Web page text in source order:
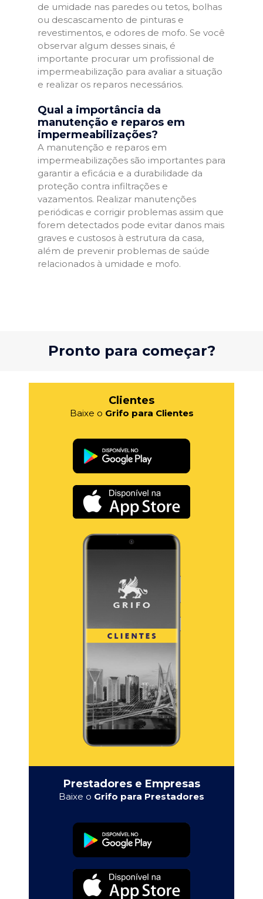
de umidade nas paredes ou tetos, bolhas
ou descascamento de pinturas e
revestimentos, e odores de mofo. Se você
observar algum desses sinais, é
importante procurar um profissional de
impermeabilização para avaliar a situação
e realizar os reparos necessários.
Qual a importância da
manutenção e reparos em
impermeabilizações?
A manutenção e reparos em
impermeabilizações são importantes para
garantir a eficácia e a durabilidade da
proteção contra infiltrações e
vazamentos. Realizar manutenções
periódicas e corrigir problemas assim que
forem detectados pode evitar danos mais
graves e custosos à estrutura da casa,
além de prevenir problemas de saúde
relacionados à umidade e mofo.
Pronto para começar?
Clientes
Baixe o Grifo para Clientes
Prestadores e Empresas
Baixe o Grifo para Prestadores